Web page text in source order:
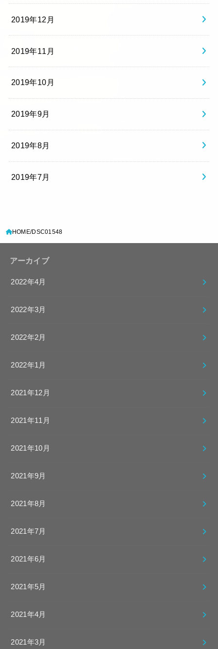
2019年12月
2019年11月
2019年10月
2019年9月
2019年8月
2019年7月
HOME DSC01548
アーカイブ
2022年4月
2022年3月
2022年2月
2022年1月
2021年12月
2021年11月
2021年10月
2021年9月
2021年8月
2021年7月
2021年6月
2021年5月
2021年4月
2021年3月